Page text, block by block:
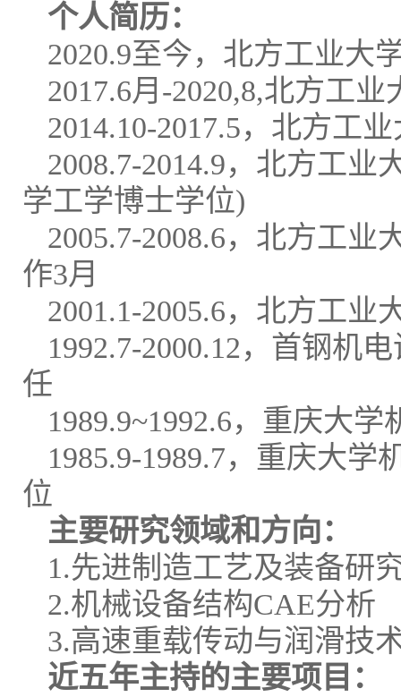
个人简历：
2020.9至今，北方工业大
2017.6月-2020,8,北方工
2014.10-2017.5，北方工
2008.7-2014.9，北方工
学工学博士学位)
2005.7-2008.6，北方工
作3月
2001.1-2005.6，北方工
1992.7-2000.12，首钢机
任
1989.9~1992.6，重庆大
1985.9-1989.7，重庆大
位
主要研究领域和方向：
1.先进制造工艺及装备研
2.机械设备结构CAE分析
3.高速重载传动与润滑技
近五年主持的主要项目：